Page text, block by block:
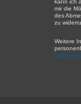
kann ich
mir die
des
zu
Weitere